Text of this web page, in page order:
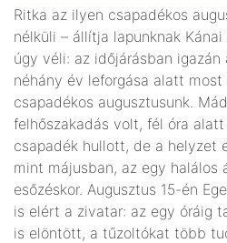
Ritka az ilyen csapadékos
nélküli – állítja lapunknak
úgy véli: az időjárásban igazán
néhány év leforgása alatt
csapadékos augusztusunk.
felhőszakadás volt, fél óra
csapadék hullott, de a helyzet
mint májusban, az egy halálos
esőzéskor. Augusztus 15-én
is elért a zivatar: az egy óráig
is elöntött, a tűzoltókat több